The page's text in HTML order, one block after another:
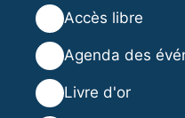
Accès libre
Agenda des
Livre d'or